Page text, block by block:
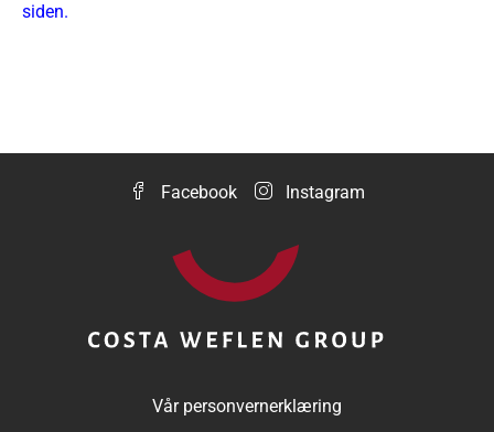
siden.
Facebook Instagram
Vår personvernerklæring